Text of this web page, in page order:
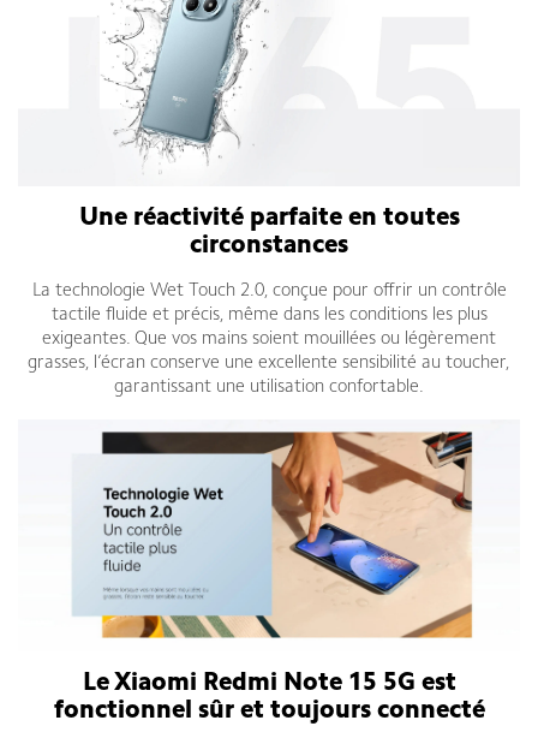
Une réactivité parfaite en toutes
circonstances
La technologie Wet Touch 2.0, conçue pour offrir un contrôle
tactile fluide et précis, même dans les conditions les plus
exigeantes. Que vos mains soient mouillées ou légèrement
grasses, l’écran conserve une excellente sensibilité au toucher,
garantissant une utilisation confortable.
Le Xiaomi Redmi Note 15 5G est
fonctionnel sûr et toujours connecté